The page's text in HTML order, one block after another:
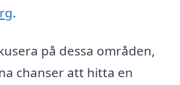
.
på dessa områden,
chanser att hitta en